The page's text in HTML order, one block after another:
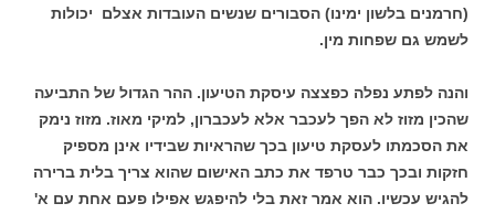
(חרמנים בלשון ימינו) הסבורים שנשים העובדות אצלם יכולות
לשמש גם שפחות מין.
והנה לפתע נפלה כפצצה עיסקת הטיעון. ההר הגדול של התביעה
שהכין מזוז לא הפך לעכבר אלא לעכברון, למיקי מאוז. מזוז נימק
את הסכמתו לעסקת טיעון בכך שהראיות שבידיו אינן מספיק
חזקות ובכך כבר טרפד את כתב האישום שהוא צריך בלית ברירה
להגיש עכשיו. הוא אמר זאת בלי להיפגש אפילו פעם אחת עם א'